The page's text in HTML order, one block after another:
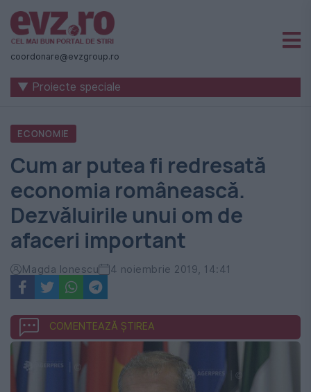
Știri
naționale
internaționale
România
-
Evenimentul
Zilei
coordonare@evzgroup.ro
▼ Proiecte speciale
ECONOMIE
Cum ar putea fi redresată
economia românească.
Dezvăluirile unui om de
afaceri important
Magda Ionescu 4 noiembrie 2019, 14:41
COMENTEAZĂ ȘTIREA